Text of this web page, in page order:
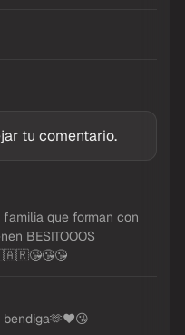
tu comentario.
que forman con
BESITOOOS
bendiga🫶❤️😘